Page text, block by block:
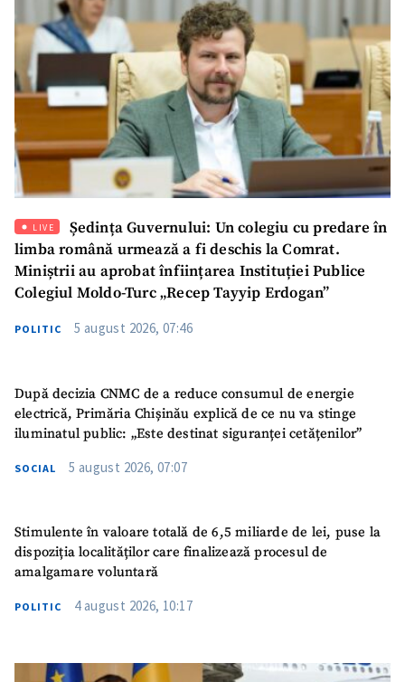
LIVE
Ședința Guvernului: Un colegiu cu predare în
limba română urmează a fi deschis la Comrat.
Miniștrii au aprobat înființarea Instituției Publice
Colegiul Moldo-Turc „Recep Tayyip Erdogan”
POLITIC 5 august 2026, 07:46
După decizia CNMC de a reduce consumul de energie
electrică, Primăria Chișinău explică de ce nu va stinge
iluminatul public: „Este destinat siguranței cetățenilor”
SOCIAL 5 august 2026, 07:07
Stimulente în valoare totală de 6,5 miliarde de lei, puse la
dispoziția localităților care finalizează procesul de
amalgamare voluntară
POLITIC 4 august 2026, 10:17
TRIMITE ȘTIREA